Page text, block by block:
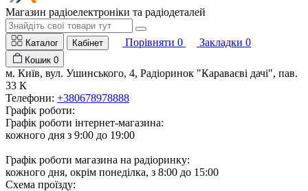
Магазин радіоелектроніки та радіодеталей
Каталог Кабінет Порівняти 0 Закладки 0
Кошик 0
м. Київ, вул. Ушинського, 4, Радіоринок "Караваєві дачі", пав.
33 К
Телефони: +380678978888
Графік роботи:
Графік роботи інтернет-магазина:
кожного дня з 9:00 до 19:00
Графік роботи магазина на радіоринку:
кожного дня, окрім понеділка, з 8:00 до 15:00
Схема проїзду: